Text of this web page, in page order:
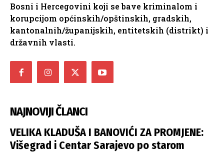
Bosni i Hercegovini koji se bave kriminalom i
korupcijom općinskih/opštinskih, gradskih,
kantonalnih/županijskih, entitetskih (distrikt) i
državnih vlasti.
NAJNOVIJI ČLANCI
VELIKA KLADUŠA I BANOVIĆI ZA PROMJENE:
Višegrad i Centar Sarajevo po starom